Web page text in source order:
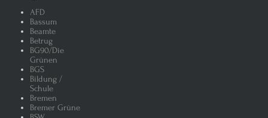
AFD
Bassum
Beamte
Betrug
BG90/Die
Grünen
BGS
Bildung /
Schule
Bremen
Bremer Grüne